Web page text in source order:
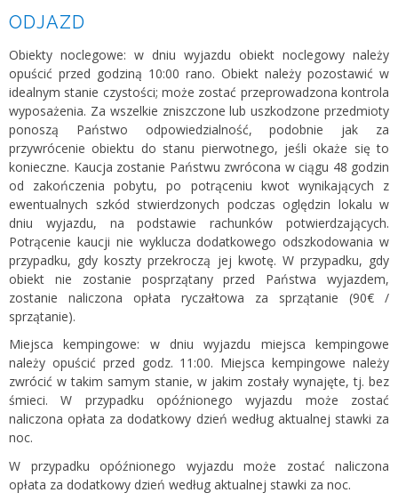
ODJAZD
Obiekty noclegowe: w dniu wyjazdu obiekt noclegowy należy
opuścić przed godziną 10:00 rano. Obiekt należy pozostawić w
idealnym stanie czystości; może zostać przeprowadzona kontrola
wyposażenia. Za wszelkie zniszczone lub uszkodzone przedmioty
ponoszą Państwo odpowiedzialność, podobnie jak za
przywrócenie obiektu do stanu pierwotnego, jeśli okaże się to
konieczne. Kaucja zostanie Państwu zwrócona w ciągu 48 godzin
od zakończenia pobytu, po potrąceniu kwot wynikających z
ewentualnych szkód stwierdzonych podczas oględzin lokalu w
dniu wyjazdu, na podstawie rachunków potwierdzających.
Potrącenie kaucji nie wyklucza dodatkowego odszkodowania w
przypadku, gdy koszty przekroczą jej kwotę. W przypadku, gdy
obiekt nie zostanie posprzątany przed Państwa wyjazdem,
zostanie naliczona opłata ryczałtowa za sprzątanie (90€ /
sprzątanie).
Miejsca kempingowe: w dniu wyjazdu miejsca kempingowe
należy opuścić przed godz. 11:00. Miejsca kempingowe należy
zwrócić w takim samym stanie, w jakim zostały wynajęte, tj. bez
śmieci. W przypadku opóźnionego wyjazdu może zostać
naliczona opłata za dodatkowy dzień według aktualnej stawki za
noc.
W przypadku opóźnionego wyjazdu może zostać naliczona
opłata za dodatkowy dzień według aktualnej stawki za noc.